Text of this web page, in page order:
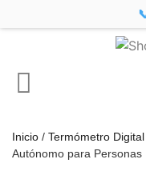
Inicio / Termómetro
Autónomo para Personas